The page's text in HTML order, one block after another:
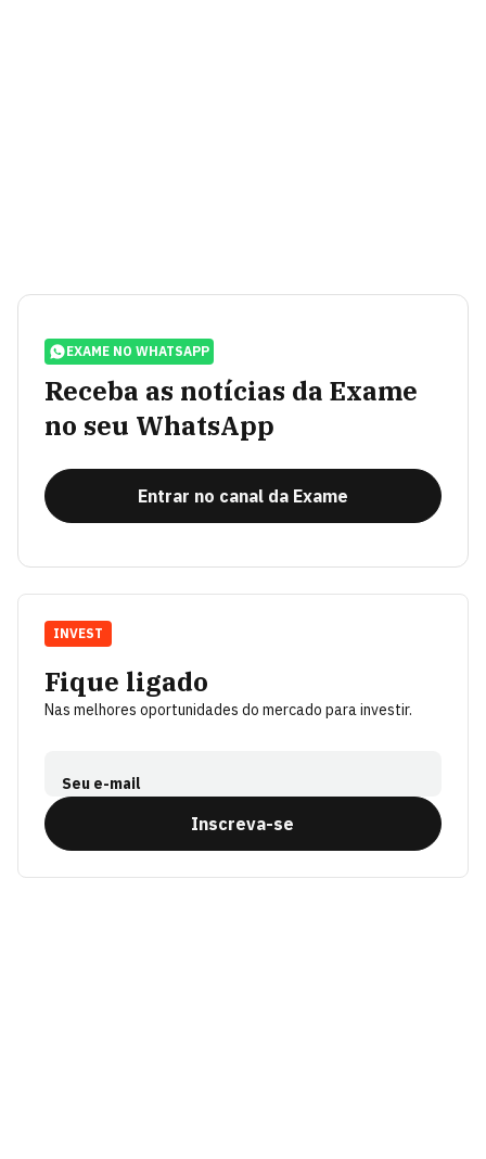
EXAME NO WHATSAPP
Receba as notícias da Exame
no seu WhatsApp
Entrar no canal da Exame
Fique ligado
Nas melhores oportunidades do mercado para investir.
Seu e-mail
Inscreva-se
INVEST